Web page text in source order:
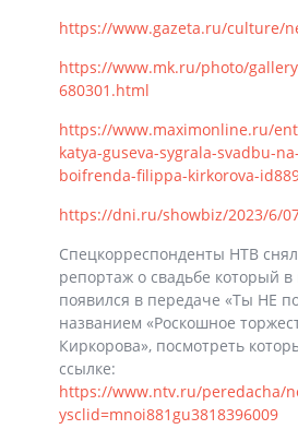
https://www.gazeta.ru/culture/
https://www.mk.ru/photo/
680301.html
https://www.maximonline.ru/
katya-guseva-sygrala-svadbu-
boifrenda-filippa-kirkorova-
https://dni.ru/showbiz/2023/6/
Спецкорреспонденты НТВ
репортаж о свадьбе который в
появился в передаче «Ты НЕ
названием «Роскошное
Киркорова», посмотреть
ссылке:
https://www.ntv.ru/peredacha/
ysclid=mnoi881gu3818396009